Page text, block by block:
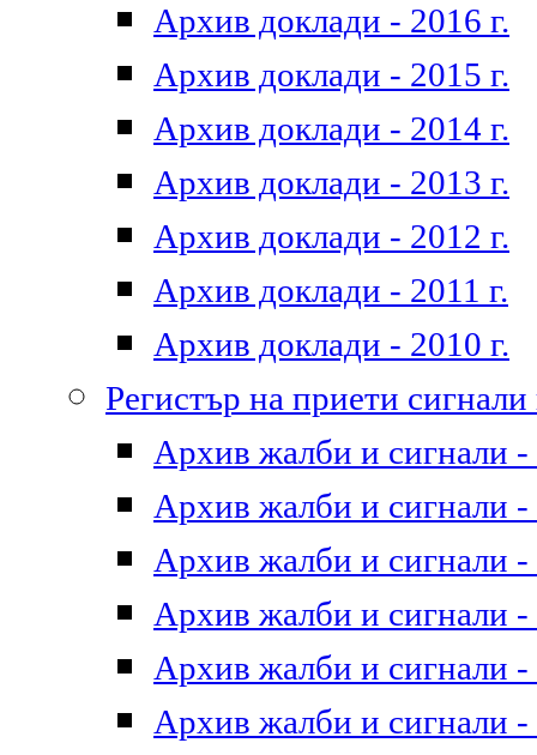
Архив доклади - 2016 г.
Архив доклади - 2015 г.
Архив доклади - 2014 г.
Архив доклади - 2013 г.
Архив доклади - 2012 г.
Архив доклади - 2011 г.
Архив доклади - 2010 г.
Регистър на приети
Архив жалби и сигнали -
Архив жалби и сигнали -
Архив жалби и сигнали -
Архив жалби и сигнали -
Архив жалби и сигнали -
Архив жалби и сигнали -